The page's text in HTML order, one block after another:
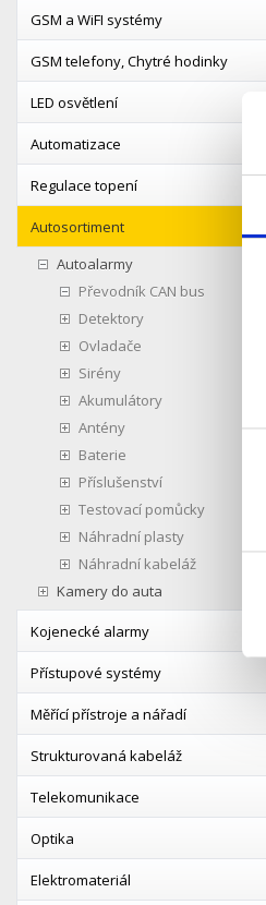
GSM a WiFI systémy
GSM telefony, Chytré hodinky
LED osvětlení
Automatizace
Regulace topení
Autosortiment
Autoalarmy
Převodník CAN bus
Detektory
Ovladače
Sirény
Akumulátory
Antény
Baterie
Příslušenství
Testovací pomůcky
Náhradní plasty
Náhradní kabeláž
Kamery do auta
Kojenecké alarmy
Přístupové systémy
Měřící přístroje a nářadí
Strukturovaná kabeláž
Telekomunikace
Optika
Elektromateriál